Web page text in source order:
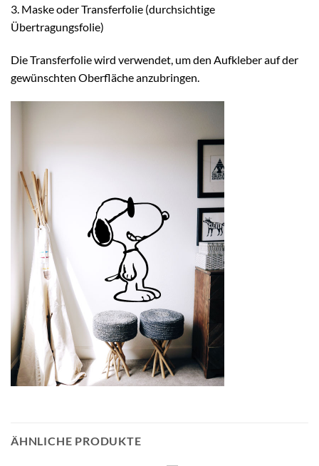
3. Maske oder Transferfolie (durchsichtige
Übertragungsfolie)
Die Transferfolie wird verwendet, um den Aufkleber auf der
gewünschten Oberfläche anzubringen.
ÄHNLICHE PRODUKTE